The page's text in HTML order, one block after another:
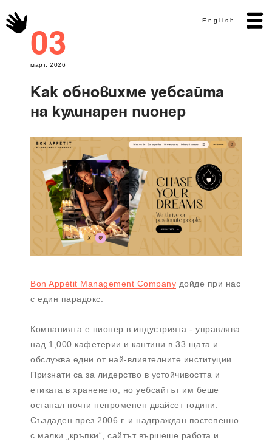
English
03
март, 2026
Как обновихме уебсайта
на кулинарен пионер
Bon Appétit Management Company дойде при нас
с един парадокс.
Компанията е пионер в индустрията - управлява
над 1,000 кафетерии и кантини в 33 щата и
обслужва едни от най-влиятелните институции.
Признати са за лидерство в устойчивостта и
етиката в храненето, но уебсайтът им беше
останал почти непроменен двайсет години.
Създаден през 2006 г. и надграждан постепенно
с малки „кръпки“, сайтът вършеше работа и